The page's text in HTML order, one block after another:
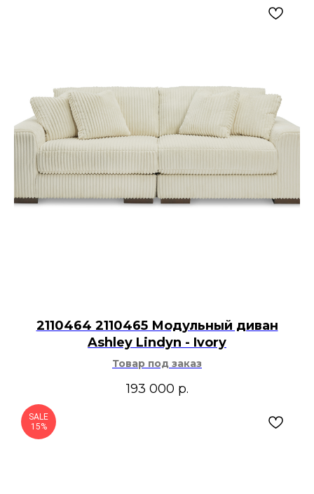
2110464 2110465 Модульный диван
Ashley Lindyn - Ivory
Товар под заказ
193 000 р.
SALE
15%